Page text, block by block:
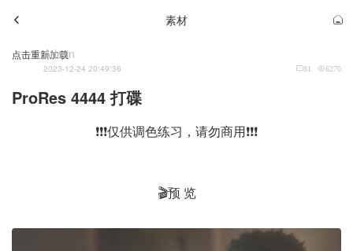
素材
点击重新加载
Admin
2023-12-24 20:49:36 81 6270
ProRes 4444 打碟
❗❗❗仅供调色练习，请勿商用❗❗❗
🎬预 览